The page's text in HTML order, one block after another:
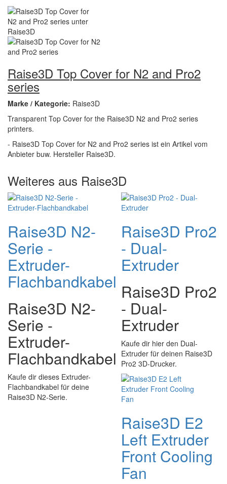
Raise3D Top Cover for N2 and Pro2
series
Marke / Kategorie: Raise3D
Transparent Top Cover for the Raise3D N2 and Pro2 series
printers.
- Raise3D Top Cover for N2 and Pro2 series ist ein Artikel vom
Anbieter buw. Hersteller Raise3D.
Weiteres aus Raise3D
Raise3D N2-
Serie -
Extruder-
Flachbandkabel
Raise3D N2-
Serie -
Extruder-
Flachbandkabel
Kaufe dir dieses Extruder-
Flachbandkabel für deine
Raise3D N2-Serie.
Raise3D Pro2
- Dual-
Extruder
Raise3D Pro2
- Dual-
Extruder
Kaufe dir hier den Dual-
Extruder für deinen Raise3D
Pro2 3D-Drucker.
Raise3D E2
Left Extruder
Front Cooling
Fan